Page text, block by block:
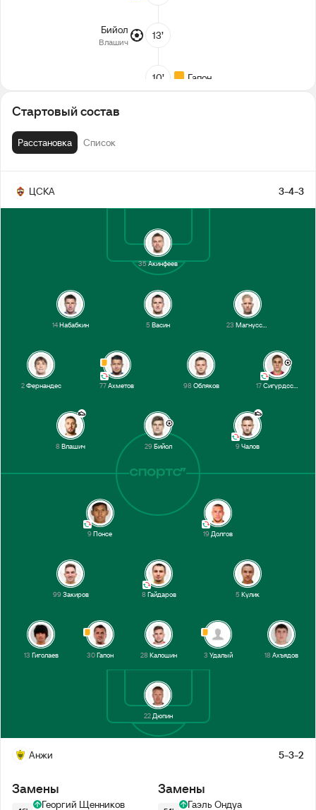
13’
Бийол
Влашич
10’ Гапон
Стартовый состав
Расстановка Список
ЦСКА 3-4-3
35Акинфеев
23 Магнуссон
5 Васин
14Набабкин
2Фернандес 17Сигурдссон
98Обляков
77Ахметов
29Бийол
8Влашич 9Чалов
22Дюпин
13 Гиголаев 18Ахъядов
30Гапон 28Калошин 3 Удалый
99Закиров 8Гайдаров 5 Кулик
9Понсе 19Долгов
Анжи 5-3-2
Замены
Георгий Щенников
Замены
Гаэль Ондуа